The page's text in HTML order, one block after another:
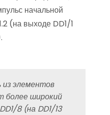
начальной
(на выходе DD1/1
из элементов
более широкий
8 (на DD1/13